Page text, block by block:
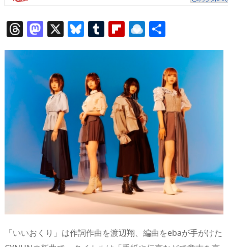
T
h
re
a
s
M
a
o
d
o
n
X Bl
u
sk
y
T
u
r
Fl
ip
o
ar
d
R
ai
ro
p.
io
有
「いいおくり」は作詞作曲を渡辺翔、編曲をebaが手がけた